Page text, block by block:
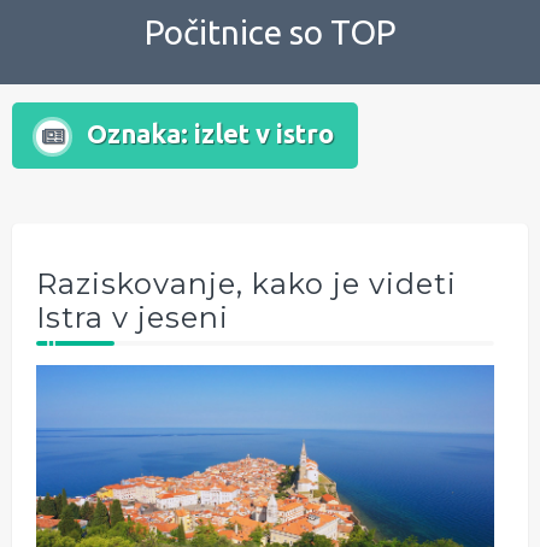
Počitnice so TOP
Oznaka: izlet v istro
Raziskovanje, kako je videti
Istra v jeseni